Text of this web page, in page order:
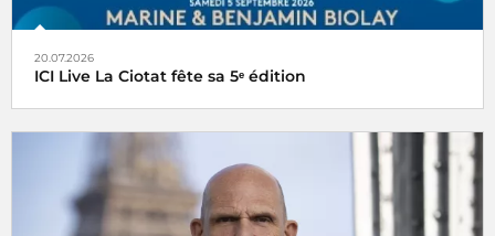
20.07.2026
ICI Live La Ciotat fête sa 5ᵉ édition